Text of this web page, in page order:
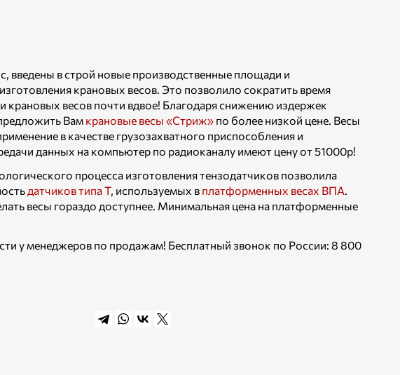
введены в строй новые производственные площади и
крановых весов. Это позволило сократить время
крановых весов почти вдвое! Благодаря снижению издержек
Вам крановые весы «Стриж»по более низкой цене. Весы
в качестве грузозахватного приспособления и
данных на компьютер по радиоканалу имеют цену от 51000р!
процесса изготовления тензодатчиков позволила
датчиков типа Т, используемых в платформенных весах ВПА.
весы гораздо доступнее. Минимальная цена на платформенные
у менеджеров по продажам! Бесплатный звонок по России: 8 800